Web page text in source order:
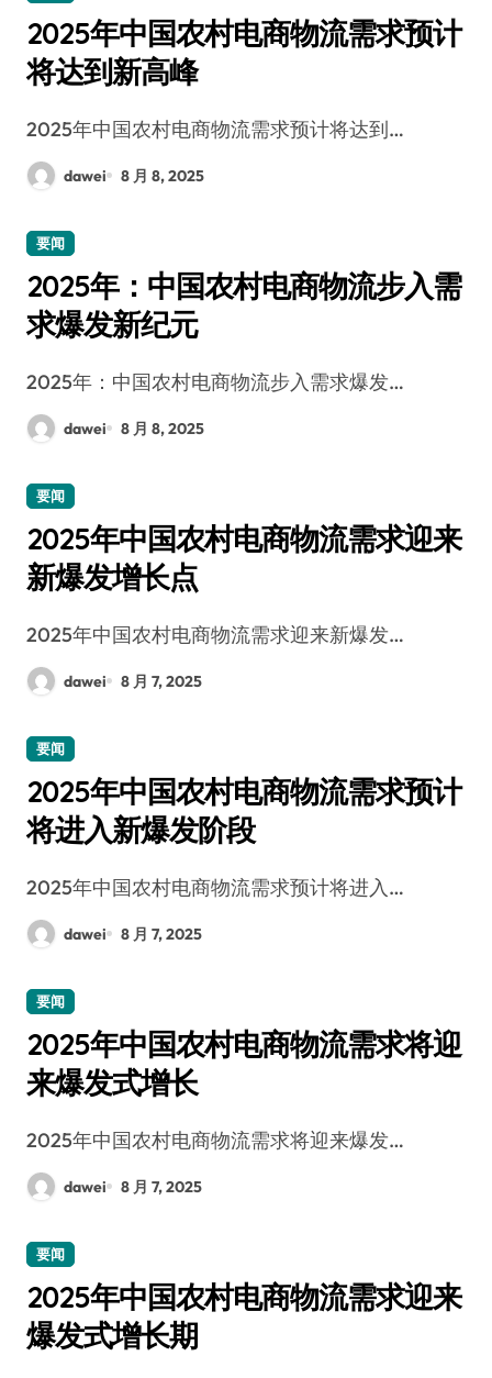
2025年中国农村电商物流需求预计
将达到新高峰
2025年中国农村电商物流需求预计将达到…
dawei 8 月 8, 2025
要闻
2025年：中国农村电商物流步入需
求爆发新纪元
2025年：中国农村电商物流步入需求爆发…
dawei 8 月 8, 2025
要闻
2025年中国农村电商物流需求迎来
新爆发增长点
2025年中国农村电商物流需求迎来新爆发…
dawei 8 月 7, 2025
要闻
2025年中国农村电商物流需求预计
将进入新爆发阶段
2025年中国农村电商物流需求预计将进入…
dawei 8 月 7, 2025
要闻
2025年中国农村电商物流需求将迎
来爆发式增长
2025年中国农村电商物流需求将迎来爆发…
dawei 8 月 7, 2025
要闻
2025年中国农村电商物流需求迎来
爆发式增长期